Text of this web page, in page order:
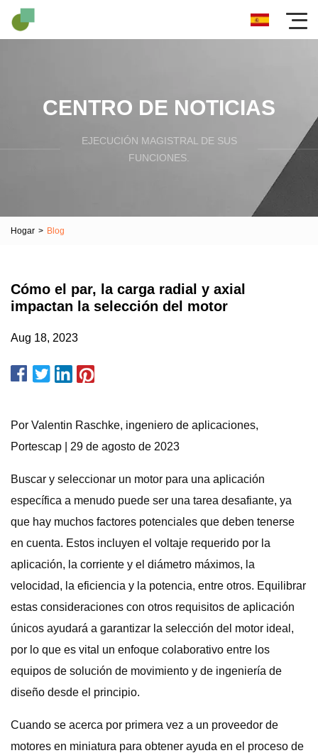
CENTRO DE NOTICIAS
EJECUCIÓN MAGISTRAL DE SUS
FUNCIONES.
Hogar > Blog
Cómo el par, la carga radial y axial
impactan la selección del motor
Aug 18, 2023
Por Valentin Raschke, ingeniero de aplicaciones,
Portescap | 29 de agosto de 2023
Buscar y seleccionar un motor para una aplicación
específica a menudo puede ser una tarea desafiante, ya
que hay muchos factores potenciales que deben tenerse
en cuenta. Estos incluyen el voltaje requerido por la
aplicación, la corriente y el diámetro máximos, la
velocidad, la eficiencia y la potencia, entre otros. Equilibrar
estas consideraciones con otros requisitos de aplicación
únicos ayudará a garantizar la selección del motor ideal,
por lo que es vital un enfoque colaborativo entre los
equipos de solución de movimiento y de ingeniería de
diseño desde el principio.
Cuando se acerca por primera vez a un proveedor de
motores en miniatura para obtener ayuda en el proceso de